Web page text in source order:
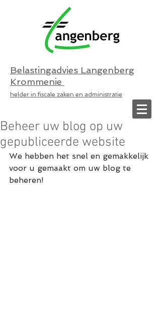
Belastingadvies Langenberg
Krommenie
helder in fiscale zaken en administratie
Beheer uw blog op uw
gepubliceerde website
We hebben het snel en gemakkelijk
voor u gemaakt om uw blog te
beheren!